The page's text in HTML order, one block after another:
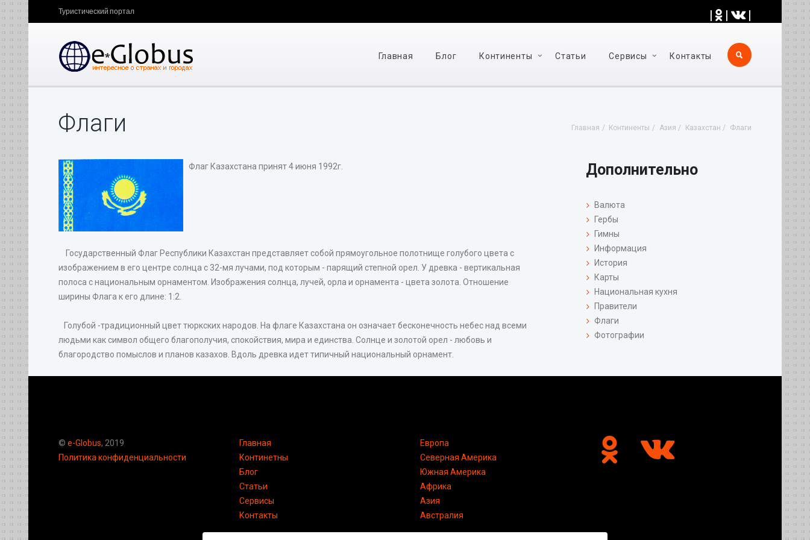
| | |
Туристический портал
Главная Блог Континенты Статьи Cервисы Контакты
Главная Континенты Азия Казахстан Флаги
Флаги
Флаг Казахстана принят 4 июня 1992г.
Государственный Флаг Республики Казахстан представляет собой прямоугольное полотнище голубого цвета с
изображением в его центре солнца с 32-мя лучами, под которым - парящий степной орел. У древка - вертикальная
полоса с национальным орнаментом. Изображения солнца, лучей, орла и орнамента - цвета золота. Отношение
ширины Флага к его длине: 1:2.
Голубой -традиционный цвет тюркских народов. На флаге Казахстана он означает бесконечность небес над всеми
людьми как символ общего благополучия, спокойствия, мира и единства. Солнце и золотой орел - любовь и
благородство помыслов и планов казахов. Вдоль древка идет типичный национальный орнамент.
Дополнительно
Валюта
Гербы
Гимны
Информация
История
Карты
Национальная кухня
Правители
Флаги
Фотографии
© e-Globus, 2019
Политика конфиденциальности
Главная
Континетны
Блог
Статьи
Сервисы
Контакты
Европа
Северная Америка
Южная Америка
Африка
Азия
Австралия